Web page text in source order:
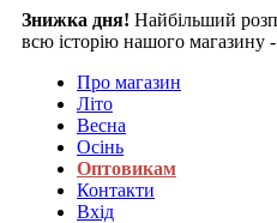
Знижка дня! Найбільший
всю історію нашого магазину -
Про магазин
Літо
Весна
Осінь
Оптовикам
Контакти
Вхід